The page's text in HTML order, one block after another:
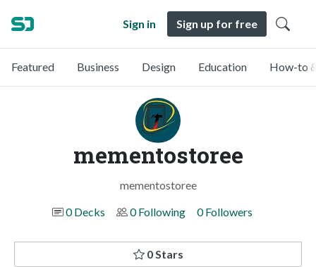
Sign in Sign up for free
Featured Business Design Education How-to
mementostoree
mementostoree
0 Decks
0 Following 0 Followers
0 Stars